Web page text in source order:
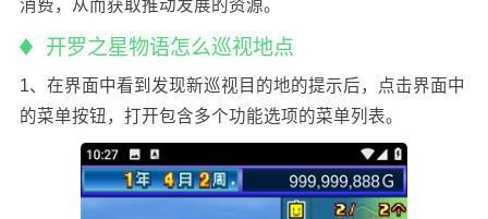
消费，从而获取推动发展的资源。
开罗之星物语怎么巡视地点
1、在界面中看到发现新巡视目的地的提示后，点击界面中
的菜单按钮，打开包含多个功能选项的菜单列表。